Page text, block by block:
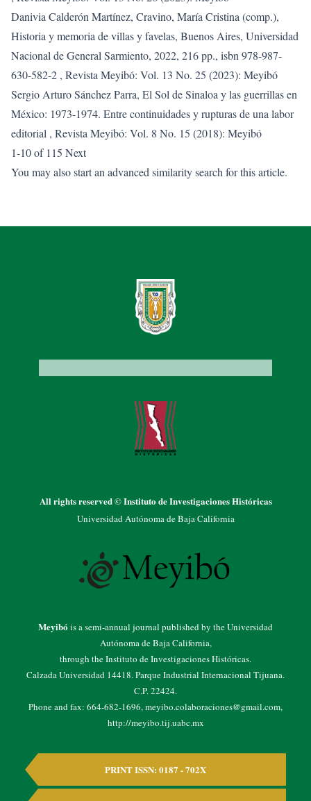
Danivia Calderón Martínez, Cravino, María Cristina (comp.),
Historia y memoria de villas y favelas, Buenos Aires, Universidad
Nacional de General Sarmiento, 2022, 216 pp., isbn 978-987-
630-582-2 , Revista Meyibó: Vol. 13 No. 25 (2023): Meyibó
Sergio Arturo Sánchez Parra, El Sol de Sinaloa y las guerrillas en
México: 1973-1974. Entre continuidades y rupturas de una labor
editorial , Revista Meyibó: Vol. 8 No. 15 (2018): Meyibó
1-10 of 115 Next
You may alsostart an advanced similarity searchfor this article.
PRINT ISSN: 0187 - 702X
All rights reserved © Instituto de Investigaciones Históricas
Universidad Autónoma de Baja California
Meyibóis a semi-annual journal published by the Universidad
Autónoma de Baja California,
through the Instituto de Investigaciones Históricas.
Calzada Universidad 14418. Parque Industrial Internacional Tijuana.
C.P. 22424.
Phone and fax: 664-682-1696, meyibo.colaboraciones@gmail.com,
http://meyibo.tij.uabc.mx